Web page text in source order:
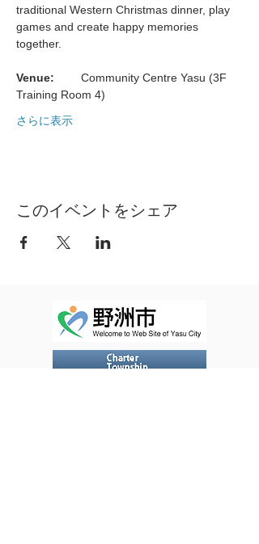
traditional Western Christmas dinner, play
games and create happy memories
together.
Community Centre Yasu (3F
Training Room 4)
さらに表示
このイベントをシェア